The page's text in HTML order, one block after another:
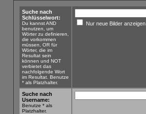
Suche nach
Schlüsselwort:
Du kannst AND
benutzen, um
Wörter zu definieren,
die vorkommen
müssen, OR für
Wörter, die im
Resultat sein
können und NOT
verbietet das
nachfolgende Wort
im Resultat. Benutze
* als Platzhalter.
Nur neue Bilder anzeigen
Suche nach
Username:
Benutze * als
Platzhalter.